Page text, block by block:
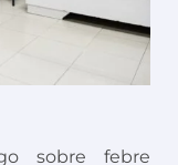
sobre febre